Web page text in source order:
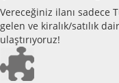
Vereceğiniz ilanı sadece
gelen ve kiralık/satılık
ulaştırıyoruz!